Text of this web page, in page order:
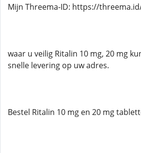
Mijn Threema-ID: https://
waar u veilig Ritalin 10 mg, 20 mg
snelle levering op uw adres.
Bestel Ritalin 10 mg en 20 mg